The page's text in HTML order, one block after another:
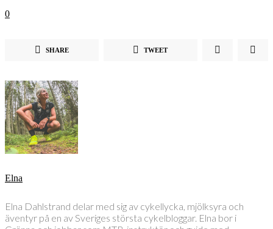
0
SHARE TWEET
Elna
Elna Dahlstrand delar med sig av cykellycka, mjölksyra och
äventyr på en av Sveriges största cykelbloggar. Elna bor i